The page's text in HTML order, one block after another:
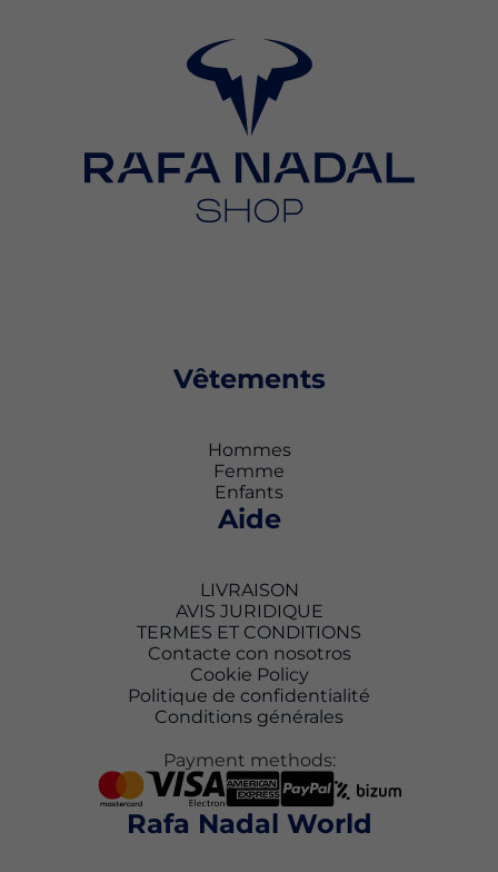
Vêtements
Hommes
Femme
Enfants
Aide
LIVRAISON
AVIS JURIDIQUE
TERMES ET CONDITIONS
Contacte con nosotros
Cookie Policy
Politique de confidentialité
Conditions générales
Payment methods:
Rafa Nadal World